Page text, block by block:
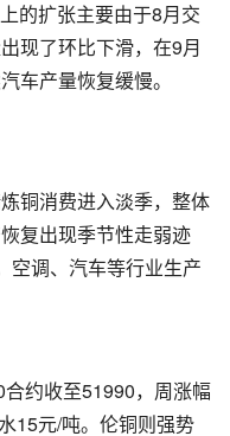
的扩张主要由于8月交
现了环比下滑，在9月
车产量恢复缓慢。
铜消费进入淡季，整体
复出现季节性走弱迹
空调、汽车等行业生产
约收至51990，周涨幅
15元/吨。伦铜则强势